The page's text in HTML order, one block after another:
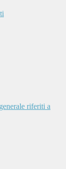
riferiti a